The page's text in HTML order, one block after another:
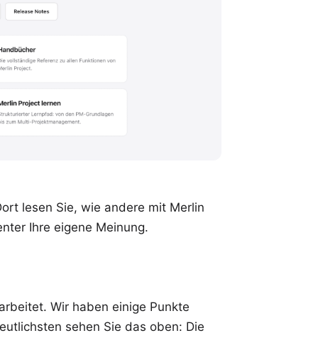
lesen Sie, wie andere mit Merlin
Ihre eigene Meinung.
Wir haben einige Punkte
sehen Sie das oben: Die